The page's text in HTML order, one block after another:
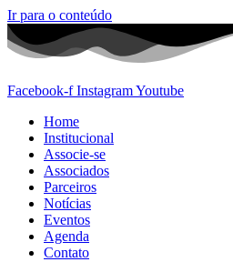
Ir para o conteúdo
Facebook-f InstagramYoutube
Home
Institucional
Associe-se
Associados
Parceiros
Notícias
Eventos
Agenda
Contato